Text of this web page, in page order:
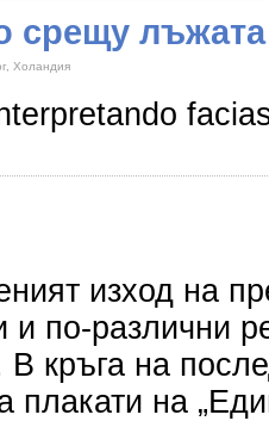
срещу лъжата
Холандия
изход на
и по-различни
В кръга на
плакати на